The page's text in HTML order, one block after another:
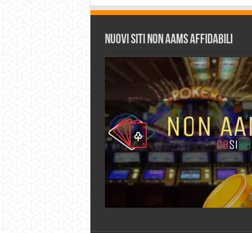
Nuovi siti non AAMS affidabili